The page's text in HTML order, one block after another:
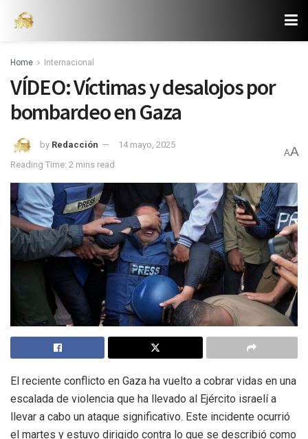
Home Internacional
VÍDEO: Víctimas y desalojos por
bombardeo en Gaza
by Redacción
14 mayo, 2025
Reading Time: 2 mins read
AA
El reciente conflicto en Gaza ha vuelto a cobrar vidas en una
escalada de violencia que ha llevado al Ejército israelí a
llevar a cabo un ataque significativo. Este incidente ocurrió
el martes y estuvo dirigido contra lo que se describió como